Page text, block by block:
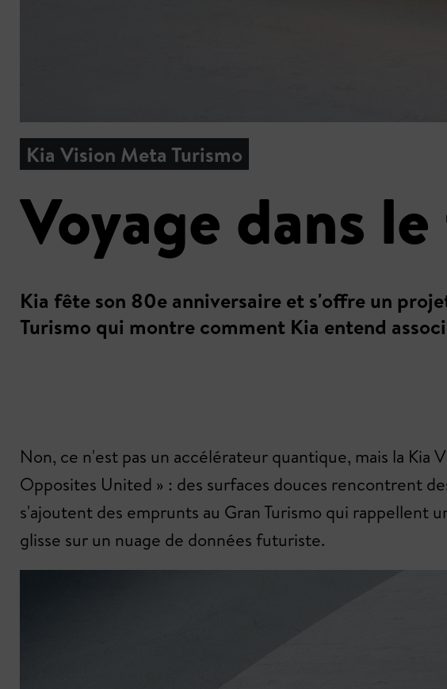
Kia Vision Meta Turismo
Voyage dans
Kia fête son 80e anniversaire et s'offre un
Turismo qui montre comment Kia entend
Non, ce n'est pas un accélérateur quantique, mais la Kia
Opposites United » : des surfaces douces rencontrent
s'ajoutent des emprunts au Gran Turismo qui rappellent
glisse sur un nuage de données futuriste.